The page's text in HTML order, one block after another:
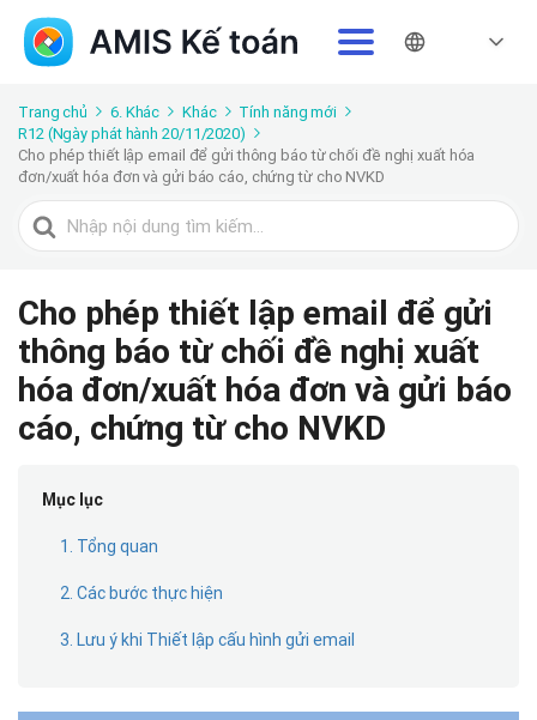
Trang chủ 6. Khác Khác
Tính năng mới
R12 (Ngày phát hành 20/11/2020)
Cho phép thiết lập email để gửi thông báo từ chối đề nghị xuất hóa
đơn/xuất hóa đơn và gửi báo cáo, chứng từ cho NVKD
Tìm
kiếm
Cho phép thiết lập email để gửi
thông báo từ chối đề nghị xuất
hóa đơn/xuất hóa đơn và gửi báo
cáo, chứng từ cho NVKD
Mục lục
1. Tổng quan
2. Các bước thực hiện
3. Lưu ý khi Thiết lập cấu hình gửi email